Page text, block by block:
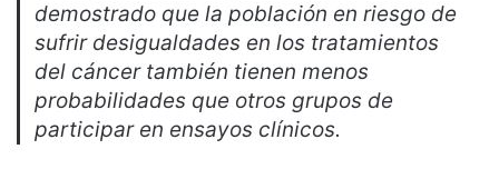
demostrado que la población en riesgo de
sufrir desigualdades en los tratamientos
del cáncer también tienen menos
probabilidades que otros grupos de
participar en ensayos clínicos.